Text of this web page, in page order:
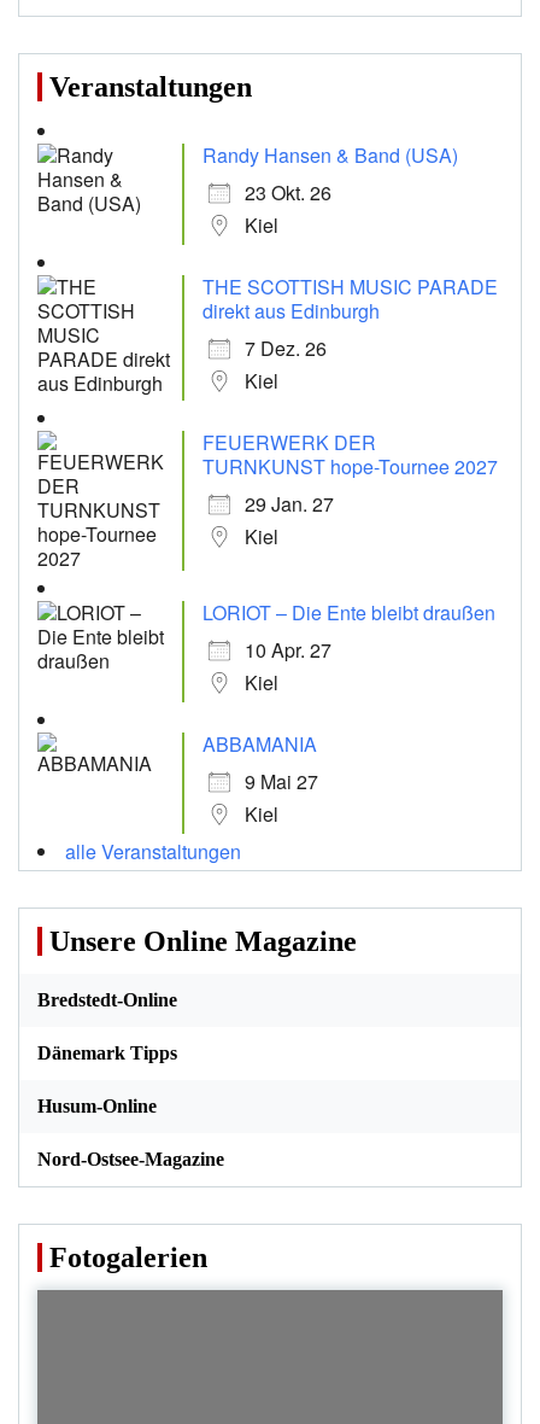
Veranstaltungen
Randy Hansen & Band (USA)
23 Okt. 26
Kiel
THE SCOTTISH MUSIC PARADE
direkt aus Edinburgh
7 Dez. 26
Kiel
FEUERWERK DER
TURNKUNST hope-Tournee 2027
29 Jan. 27
Kiel
LORIOT – Die Ente bleibt draußen
10 Apr. 27
Kiel
ABBAMANIA
9 Mai 27
Kiel
alle Veranstaltungen
Unsere Online Magazine
Bredstedt-Online
Dänemark Tipps
Husum-Online
Nord-Ostsee-Magazine
Fotogalerien